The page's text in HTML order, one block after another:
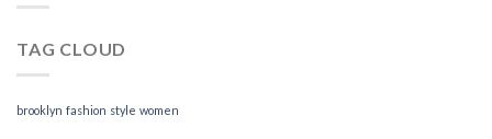
TAG CLOUD
brooklyn fashion style women